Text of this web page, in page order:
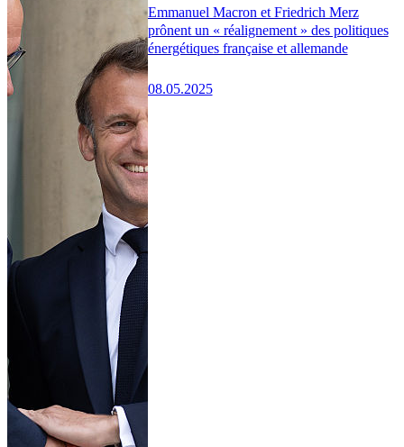
Emmanuel Macron et Friedrich Merz
prônent un « réalignement » des politiques
énergétiques française et allemande
08.05.2025